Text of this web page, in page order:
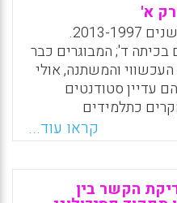
בני דור ה-Z הם ילידי השנים 2013-1997.
ד'; המבוגרים כבר
והמשתנה, אולי
עדיין סטודנטים
כתלמידים
החינוך להכיר את
פרויקט מיוחד של
קראו עוד...
הקשר בין